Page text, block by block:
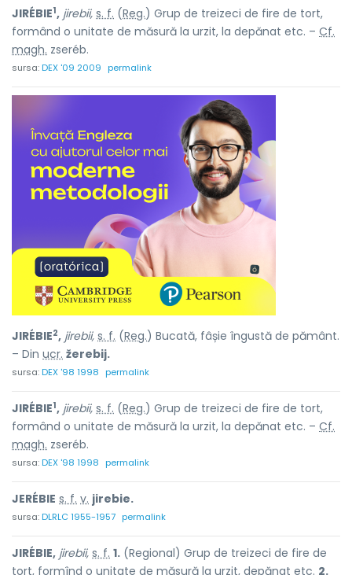
JIRÉBIE1, jirebii, s. f. (Reg.) Grup de treizeci de fire de tort,
formând o unitate de măsură la urzit, la depănat etc. – Cf.
magh. zseréb.
sursa:DEX '09 2009 permalink
JIRÉBIE2, jirebii, s. f. (Reg.) Bucată, fâșie îngustă de pământ.
– Din ucr. žerebij.
sursa:DEX '98 1998 permalink
JIRÉBIE1, jirebii, s. f. (Reg.) Grup de treizeci de fire de tort,
formând o unitate de măsură la urzit, la depănat etc. – Cf.
magh. zseréb.
sursa:DEX '98 1998 permalink
JERÉBIE s. f. v. jirebie.
sursa:DLRLC 1955-1957 permalink
JIRÉBIE, jirebii, s. f. 1. (Regional) Grup de treizeci de fire de
tort, formînd o unitate de măsură la urzit, depănat etc. 2.